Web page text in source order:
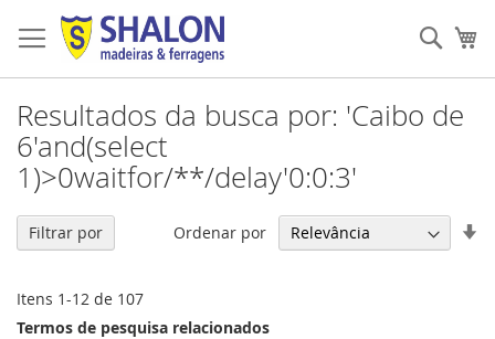
para
o
conteúdo
Resultados da busca por: 'Caibo de
6'and(select
1)>0waitfor/**/delay'0:0:3'
Itens 1-12 de 107
Ordenar por
Termos de pesquisa relacionados
Filtrar por